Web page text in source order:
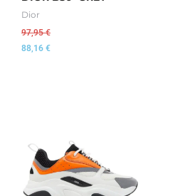
Dior
97,95€
88,16 €